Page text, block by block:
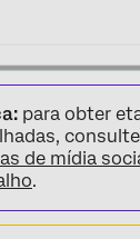
para obter
consulte
de mídia
.